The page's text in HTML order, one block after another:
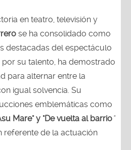
en teatro, televisión y
se ha consolidado como
destacadas del espectáculo
su talento, ha demostrado
para alternar entre la
igual solvencia. Su
emblemáticas como
Mare" y "De vuelta al barrio"
referente de la actuación